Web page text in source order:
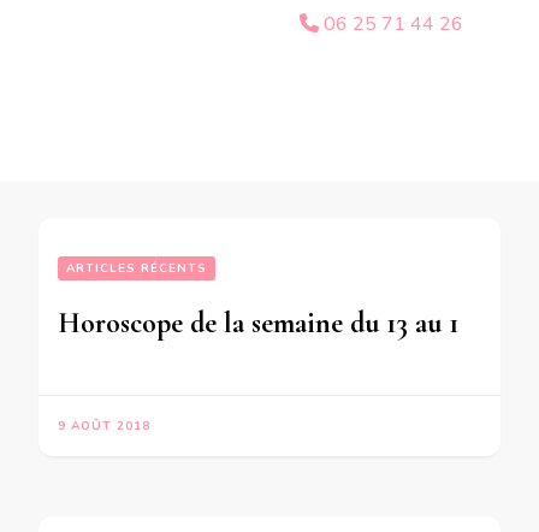
06 25 71 44 26
ARTICLES RÉCENTS
9 AOÛT 2018